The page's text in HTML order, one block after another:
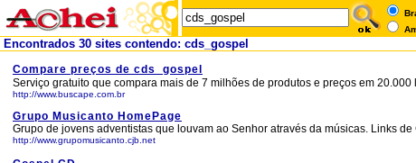
Encontrados 30 sites contendo: cds_gospel
Compare preços de cds_gospel
Serviço gratuito que compara mais de 7 milhões de produtos e preços em 20.000
http://www.buscape.com.br
Grupo Musicanto HomePage
Grupo de jovens adventistas que louvam ao Senhor através da músicas. Links
http://www.grupomusicanto.cjb.net